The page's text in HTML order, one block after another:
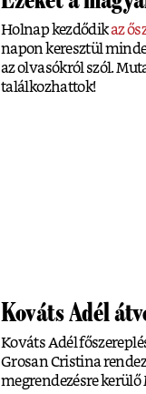
Holnap kezdődikaz
napon keresztül
az olvasókról szól.
találkozhattok!
Kováts Adél
Kováts Adél
Grosan Cristina
megrendezésre